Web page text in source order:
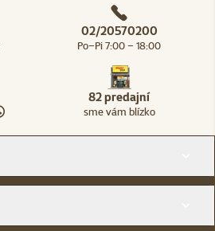
02/20570200
Po–Pi 7:00 – 18:00
82 predajní
sme vám blízko